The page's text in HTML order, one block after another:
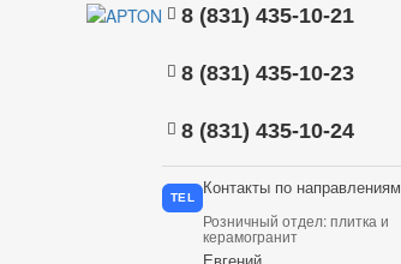
8 (831) 435-10-21
8 (831) 435-10-23
8 (831) 435-10-24
TEL
Контакты по направлениям
Розничный отдел: плитка и
керамогранит
Евгений